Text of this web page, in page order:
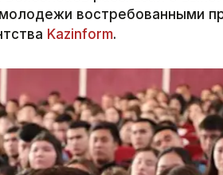
востребованными
Kazinform.